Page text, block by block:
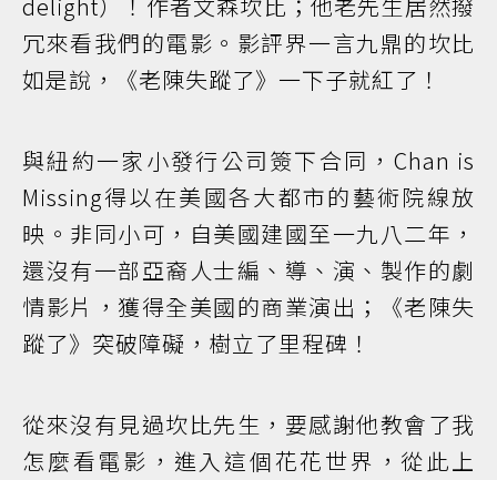
冗來看我們的電影。影評界一言九鼎的坎比
如是說，《老陳失蹤了》一下子就紅了！
與紐約一家小發行公司簽下合同，Chan is
Missing得以在美國各大都市的藝術院線放
映。非同小可，自美國建國至一九八二年，
還沒有一部亞裔人士編、導、演、製作的劇
情影片，獲得全美國的商業演出；《老陳失
蹤了》突破障礙，樹立了里程碑！
從來沒有見過坎比先生，要感謝他教會了我
怎麼看電影，進入這個花花世界，從此上